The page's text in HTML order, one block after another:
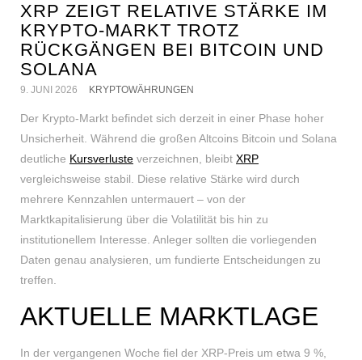
XRP ZEIGT RELATIVE STÄRKE IM
KRYPTO-MARKT TROTZ
RÜCKGÄNGEN BEI BITCOIN UND
SOLANA
9. JUNI 2026 KRYPTOWÄHRUNGEN
Der Krypto-Markt befindet sich derzeit in einer Phase hoher
Unsicherheit. Während die großen Altcoins Bitcoin und Solana
deutliche Kursverluste verzeichnen, bleibt XRP
vergleichsweise stabil. Diese relative Stärke wird durch
mehrere Kennzahlen untermauert – von der
Marktkapitalisierung über die Volatilität bis hin zu
institutionellem Interesse. Anleger sollten die vorliegenden
Daten genau analysieren, um fundierte Entscheidungen zu
treffen.
AKTUELLE MARKTLAGE
In der vergangenen Woche fiel der XRP-Preis um etwa 9 %,